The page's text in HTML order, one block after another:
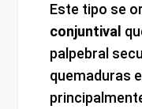
Este tipo se
conjuntival
palpebral
quemaduras